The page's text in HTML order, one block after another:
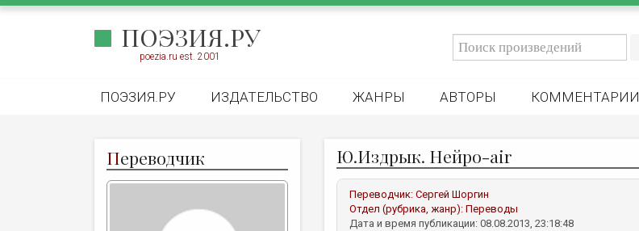
ПОЭЗИЯ.РУ
poezia.ru est. 2001
ПОЭЗИЯ.РУ ИЗДАТЕЛЬСТВО ЖАНРЫ АВТОРЫ КОММЕНТАРИИ
Переводчик Ю.Издрык. Нейро-air
Переводчик: Сергей Шоргин
Отдел (рубрика, жанр): Переводы
Дата и время публикации: 08.08.2013, 23:18:48